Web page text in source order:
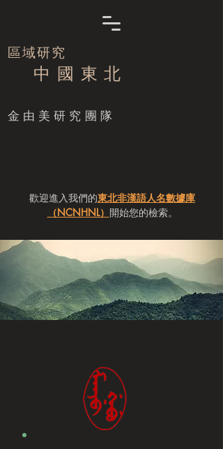
區域研究
中 國 東 北
​金由美研究團隊
歡迎進入我們的東北非漢語人名數據庫
（NCNHNL） 開始您的檢索。